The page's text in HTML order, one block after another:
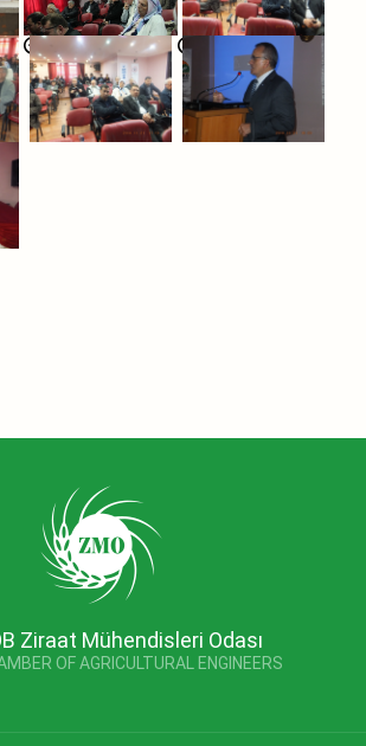
Ziraat Mühendisleri Odası
OF AGRICULTURAL ENGINEERS